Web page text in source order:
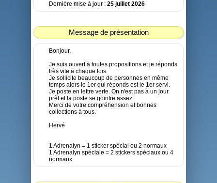
Dernière mise à jour : 25 juillet 2026
Message de présentation
Bonjour,
Je suis ouvert à toutes propositions et je réponds
très vite à chaque fois.
Je sollicite beaucoup de personnes en même
temps alors le 1er qui réponds est le 1er servi.
Je poste en lettre verte. On n'est pas à un jour
prêt et la poste se goinfre assez.
Merci de votre compréhension et bonnes
collections à tous.
Hervé
1 Adrenalyn = 1 sticker spécial ou 2 normaux
1 Adrenalyn spéciale = 2 stickers spéciaux ou 4
normaux